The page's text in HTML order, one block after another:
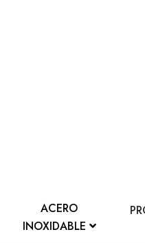
ACERO
INOXIDABLE